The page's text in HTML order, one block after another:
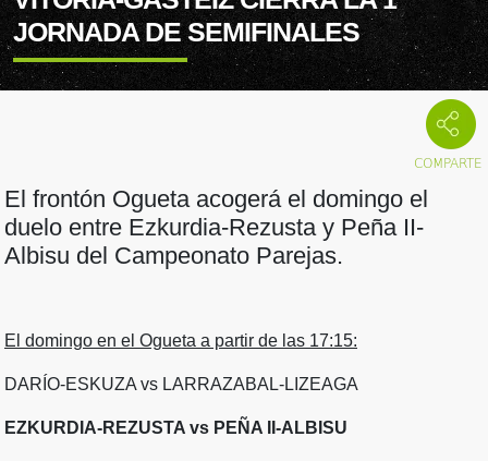
JORNADA DE SEMIFINALES
El frontón Ogueta acogerá el domingo el
duelo entre Ezkurdia-Rezusta y Peña II-
Albisu del Campeonato Parejas.
El domingo en el Ogueta a partir de las 17:15:
DARÍO-ESKUZA vs LARRAZABAL-LIZEAGA
EZKURDIA-REZUSTA vs PEÑA II-ALBISU